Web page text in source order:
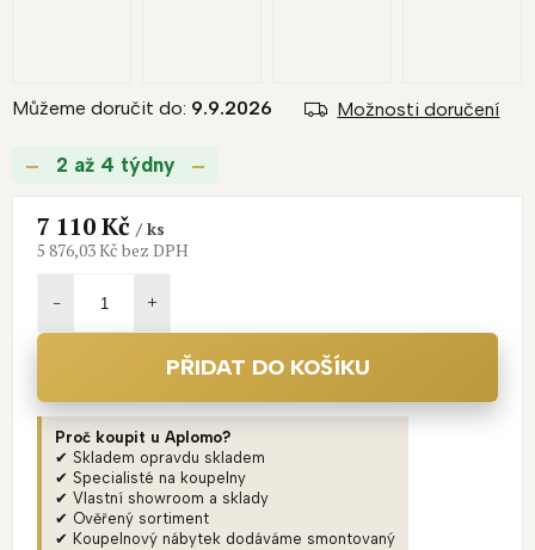
2 až 4 týdny
Můžeme doručit do: 9.9.2026 Možnosti doručení
7 110 Kč/ ks
5 876,03 Kč bez DPH
PŘIDAT DO KOŠÍKU
Proč koupit u Aplomo?
✔ Skladem opravdu skladem
✔ Specialisté na koupelny
✔ Vlastní showroom a sklady
✔ Ověřený sortiment
✔ Koupelnový nábytek dodáváme smontovaný